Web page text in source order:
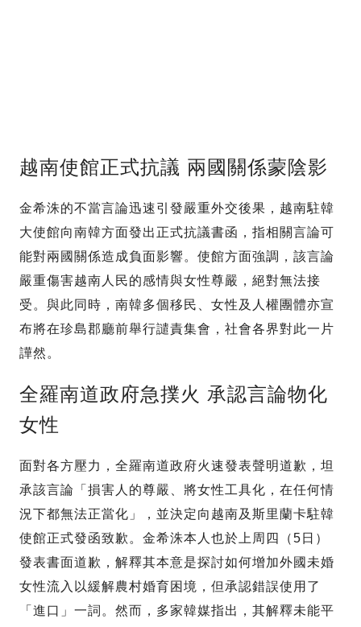
越南使館正式抗議 兩國關係蒙陰影
金希洙的不當言論迅速引發嚴重外交後果，越南駐韓
大使館向南韓方面發出正式抗議書函，指相關言論可
能對兩國關係造成負面影響。使館方面強調，該言論
嚴重傷害越南人民的感情與女性尊嚴，絕對無法接
受。與此同時，南韓多個移民、女性及人權團體亦宣
布將在珍島郡廳前舉行譴責集會，社會各界對此一片
譁然。
全羅南道政府急撲火 承認言論物化
女性
面對各方壓力，全羅南道政府火速發表聲明道歉，坦
承該言論「損害人的尊嚴、將女性工具化，在任何情
況下都無法正當化」，並決定向越南及斯里蘭卡駐韓
使館正式發函致歉。金希洙本人也於上周四（5日）
發表書面道歉，解釋其本意是探討如何增加外國未婚
女性流入以緩解農村婚育困境，但承認錯誤使用了
「進口」一詞。然而，多家韓媒指出，其解釋未能平